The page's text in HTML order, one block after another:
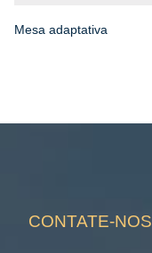
Mesa adaptativa
CONTATE-NOS